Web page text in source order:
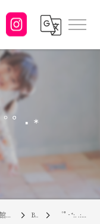
ﾟ･*
千葉で七五三・お宮参り・家族写真の写真館なら「クシェルスタジオ」 Blog ゜ﾟ･*:. .:*･゜ﾟ･*